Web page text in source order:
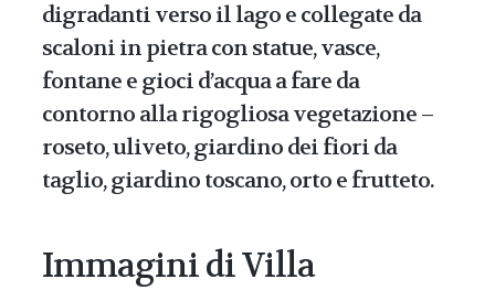
digradanti verso il lago e collegate da
scaloni in pietra con statue, vasce,
fontane e gioci d’acqua a fare da
contorno alla rigogliosa vegetazione –
roseto, uliveto, giardino dei fiori da
taglio, giardino toscano, orto e frutteto.
Immagini di Villa